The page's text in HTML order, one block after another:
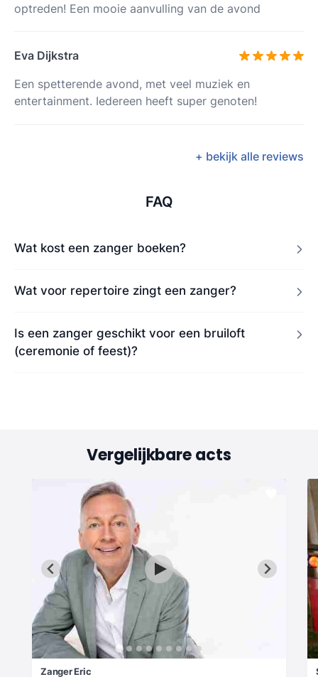
optreden! Een mooie aanvulling van de avond
Eva Dijkstra
Een spetterende avond, met veel muziek en
entertainment. Iedereen heeft super genoten!
+ bekijk alle reviews
FAQ
Wat kost een zanger boeken?
Wat voor repertoire zingt een zanger?
Is een zanger geschikt voor een bruiloft
(ceremonie of feest)?
Vergelijkbare acts
Zanger Eric